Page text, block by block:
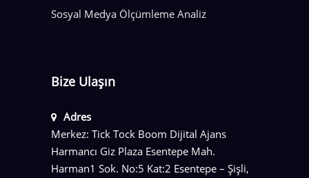
Sosyal Medya Ölçümleme Analiz
Bize Ulaşın
Adres
Merkez: Tick Tock Boom Dijital Ajans
Harmancı Giz Plaza Esentepe Mah.
Harman1 Sok. No:5 Kat:2 Esentepe – Şişli,